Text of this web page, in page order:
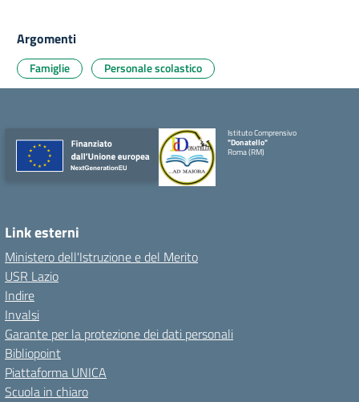
Argomenti
Famiglie Personale scolastico
Istituto Comprensivo
"Donatello"
Roma (RM)
Link esterni
Ministero dell'Istruzione e del Merito
USR Lazio
Indire
Invalsi
Garante per la protezione dei dati personali
Bibliopoint
Piattaforma UNICA
Scuola in chiaro